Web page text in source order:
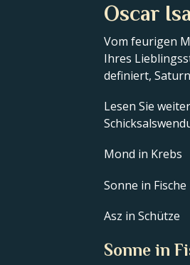
Oscar
Vom feurigen
Ihres
definiert,
Lesen Sie
Mond in Krebs
Sonne in Fische
Asz in Schütze
Sonne in